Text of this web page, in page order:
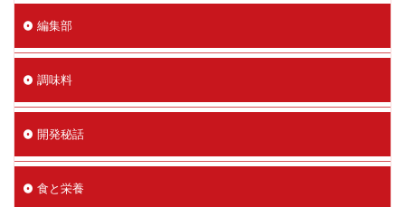
編集部
調味料
開発秘話
食と栄養